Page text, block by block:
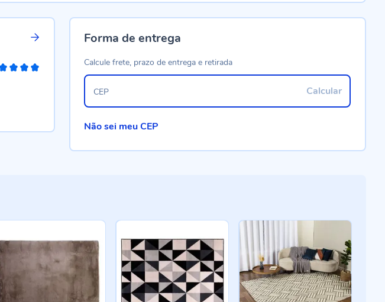
Forma de entrega
Calcule frete, prazo de entrega e retirada
Calcular
CEP
Não sei meu CEP